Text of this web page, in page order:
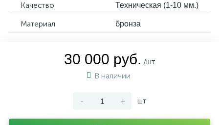
Качество Техническая (1-10 мм.)
Материал бронза
30 000 руб. /шт
В наличии
- + шт